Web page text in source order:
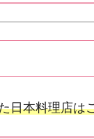
日本料理店は